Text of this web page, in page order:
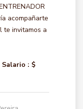
acompañarte
te invitamos a
Salario : $